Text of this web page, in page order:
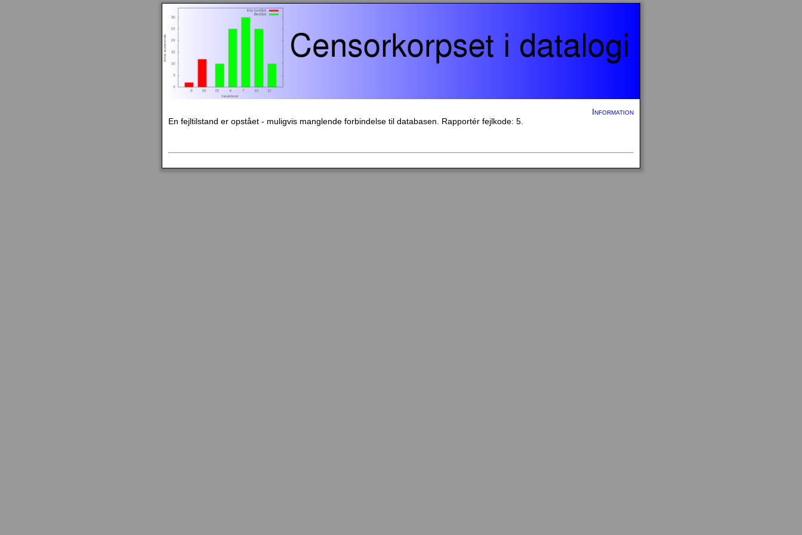
Information
En fejltilstand er opstået - muligvis manglende forbindelse til databasen. Rapportér fejlkode: 5.